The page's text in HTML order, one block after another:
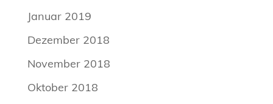
Januar 2019
Dezember 2018
November 2018
Oktober 2018